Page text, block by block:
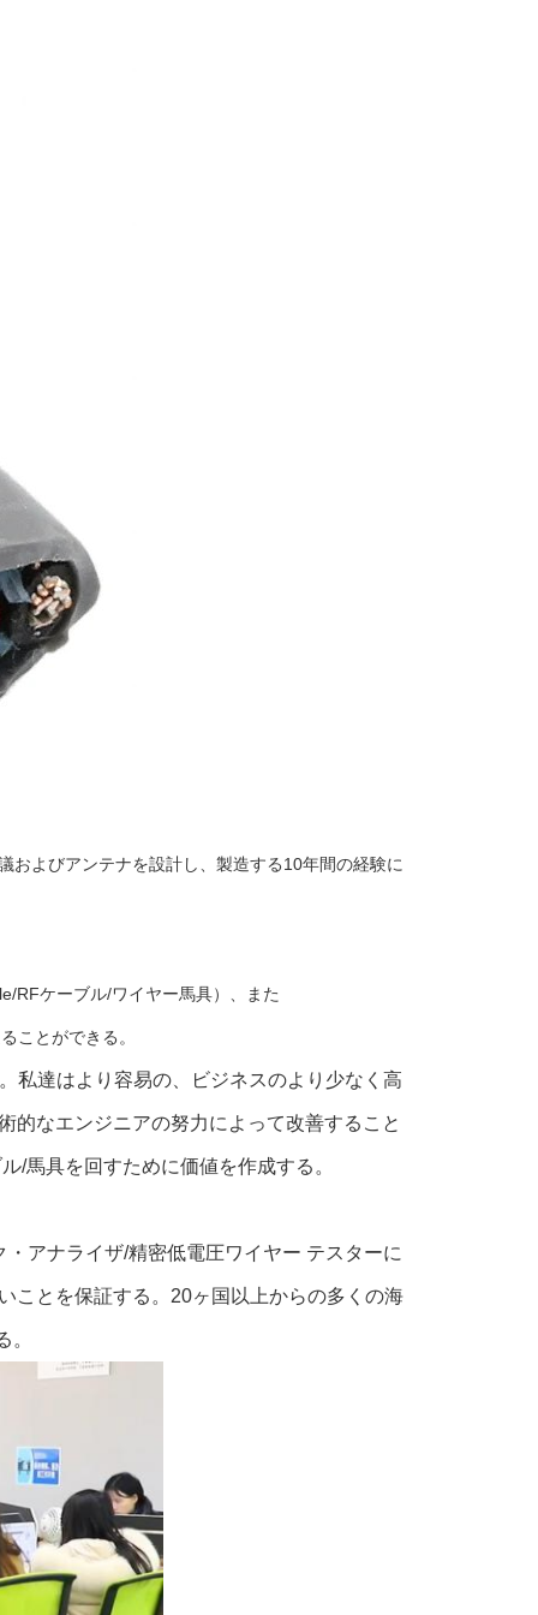
およびアンテナを設計し、製造する10年間の経験に
RFケーブル/ワイヤー馬具）、また
ことができる。
私達はより容易の、ビジネスのより少なく高
的なエンジニアの努力によって改善すること
/馬具を回すために価値を作成する。
アナライザ/精密低電圧ワイヤー テスターに
ことを保証する。20ヶ国以上からの多くの海